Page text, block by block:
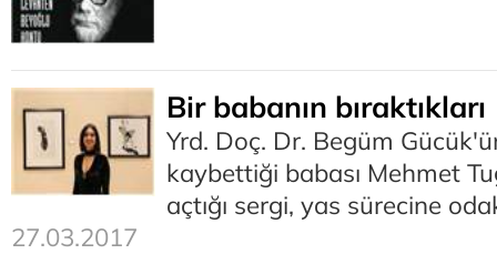
Bir babanın bıraktıkları
Yrd. Doç. Dr. Begüm
kaybettiği babası Mehmet
açtığı sergi, yas sürecine
27.03.2017